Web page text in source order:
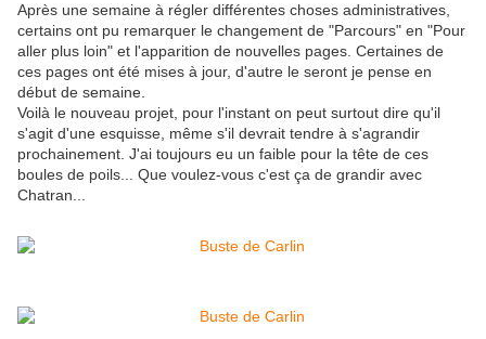
Après une semaine à régler différentes choses administratives,
certains ont pu remarquer le changement de "Parcours" en "Pour
aller plus loin" et l'apparition de nouvelles pages. Certaines de
ces pages ont été mises à jour, d'autre le seront je pense en
début de semaine.
Voilà le nouveau projet, pour l'instant on peut surtout dire qu'il
s'agit d'une esquisse, même s'il devrait tendre à s'agrandir
prochainement. J'ai toujours eu un faible pour la tête de ces
boules de poils... Que voulez-vous c'est ça de grandir avec
Chatran...